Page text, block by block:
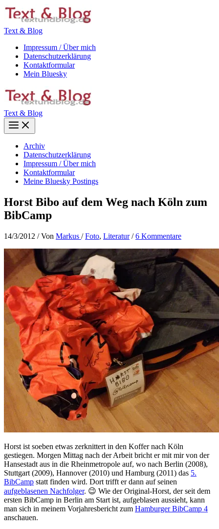
Zum
Inhalt
Text & Blog
Impressum / Über mich
Datenschutzerklärung
Kontaktformular
Mein Bluesky
Text & Blog
Main
Menu
Archiv
Datenschutzerklärung
Impressum / Über mich
Kontaktformular
Meine Bluesky Postings
Horst Bibo auf dem Weg nach Köln zum
BibCamp
14/3/2012 / Von Markus /Foto, Literatur/6 Kommentare
Horst ist soeben etwas zerknittert in den Koffer nach Köln
gestiegen. Morgen Mittag nach der Arbeit bricht er mit mir von der
Hansestadt aus in die Rheinmetropole auf, wo nach Berlin (2008),
Stuttgart (2009), Hannover (2010) und Hamburg (2011) das 5.
BibCamp statt finden wird. Dort trifft er dann auf seinen
aufgeblasenen Nachfolger. 😉 Wie der Original-Horst, der seit dem
ersten BibCamp in Berlin am Start ist, aufgeblasen aussieht, kann
man sich in meinem Vorjahresbericht zum Hamburger BibCamp 4
anschauen.